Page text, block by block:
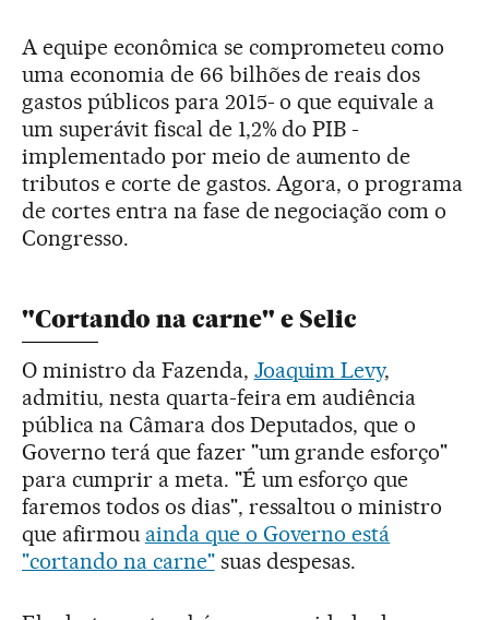
A equipe econômica se comprometeu como
uma economia de 66 bilhões de reais dos
gastos públicos para 2015- o que equivale a
um superávit fiscal de 1,2% do PIB -
implementado por meio de aumento de
tributos e corte de gastos. Agora, o programa
de cortes entra na fase de negociação com o
Congresso.
"Cortando na carne" e Selic
O ministro da Fazenda, Joaquim Levy,
admitiu, nesta quarta-feira em audiência
pública na Câmara dos Deputados, que o
Governo terá que fazer "um grande esforço"
para cumprir a meta. "É um esforço que
faremos todos os dias", ressaltou o ministro
que afirmou ainda que o Governo está
"cortando na carne"suas despesas.